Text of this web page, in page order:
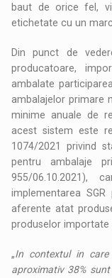
baut de orice fel,
etichetate cu un
Din punct de
producatoare,
ambalate
ambalajelor primare
minime anuale de
acest sistem este
1074/2021 privind
pentru ambalaje
955/06.10.2021),
implementarea
aferente atat
produselor importate
„In contextul in care
aproximativ 38%